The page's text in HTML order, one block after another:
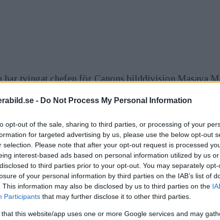
- Do Not Process My Personal Information
opt-out of the sale, sharing to third parties, or processing of your
for targeted advertising by us, please use the below opt-out
selection. Please note that after your opt-out request is processed
interest-based ads based on personal information utilized by us
to third parties prior to your opt-out. You may separately
of your personal information by third parties on the IAB’s list of
This information may also be disclosed by us to third parties on the
Participants that may further disclose it to other third parties.
that this website/app uses one or more Google services and may
har tvingat chefen för Canons bilddivision Masaya
rensen från de små spegellösa kamerorna från
mindre kameror, men de behöver inte
hunnit presenterat sin nya lilla systemkamera. Även
att framtiden är spegellös.
konstruktioner: sökarbilden är inte så skarp
svårare att konstruera snabb autofokus med mera.